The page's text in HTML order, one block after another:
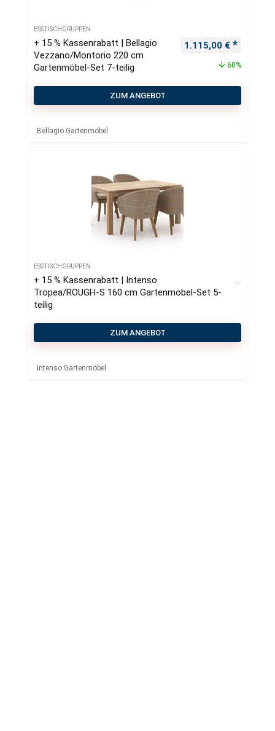
ESSTISCHGRUPPEN
+ 15 % Kassenrabatt | Bellagio
Vezzano/Montorio 220 cm
Gartenmöbel-Set 7-teilig
Ursprünglicher
1.115,00 €
60%
ZUM ANGEBOT
Bellagio Gartenmöbel
ESSTISCHGRUPPEN
+ 15 % Kassenrabatt | Intenso
Tropea/ROUGH-S 160 cm Gartenmöbel-Set 5-
teilig
ZUM ANGEBOT
Intenso Gartenmöbel